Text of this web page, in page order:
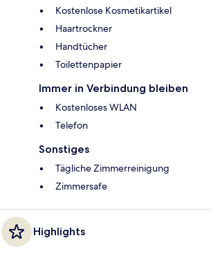
Kostenlose Kosmetikartikel
Haartrockner
Handtücher
Toilettenpapier
Immer in Verbindung bleiben
Kostenloses WLAN
Telefon
Sonstiges
Tägliche Zimmerreinigung
Zimmersafe
Highlights